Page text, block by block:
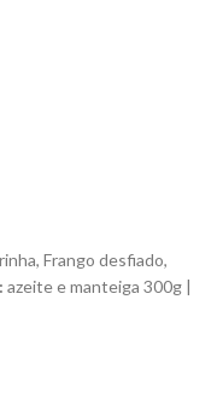
Frango desfiado,
azeite e manteiga 300g |